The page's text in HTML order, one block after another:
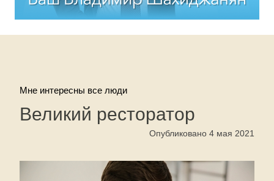
Мне интересны все люди
Великий ресторатор
Опубликовано 4 мая 2021